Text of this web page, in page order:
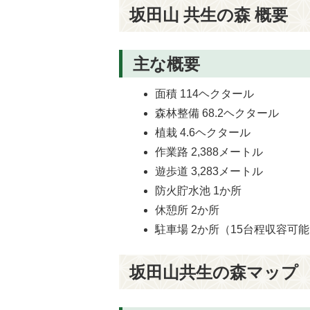
坂田山 共生の森 概要
主な概要
面積 114ヘクタール
森林整備 68.2ヘクタール
植栽 4.6ヘクタール
作業路 2,388メートル
遊歩道 3,283メートル
防火貯水池 1か所
休憩所 2か所
駐車場 2か所（15台程収容可
坂田山共生の森マップ